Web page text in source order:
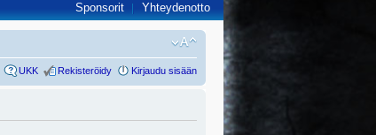
Sponsorit Yhteydenotto
UKK Rekisteröidy Kirjaudu sisään